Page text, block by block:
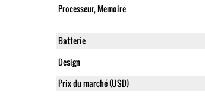
Processeur, Memoire
Batterie
Design
Prix du marché (USD)